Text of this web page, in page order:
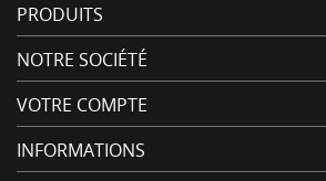
PRODUITS
NOTRE SOCIÉTÉ
VOTRE COMPTE
INFORMATIONS